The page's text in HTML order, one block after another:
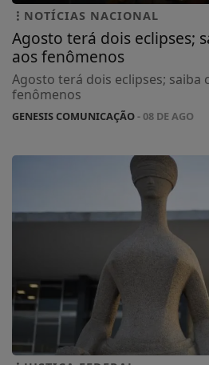
NOTÍCIAS NACIONAL
Agosto terá dois eclipses;
aos fenômenos
Agosto terá dois eclipses; saiba
fenômenos
GENESIS COMUNICAÇÃO- 08 DE AGO